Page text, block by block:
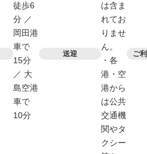
徒歩6
分 ／
岡田港
車で
15分
／ 大
島空港
車で
10分
送迎
は含ま
れてお
りませ
ん。
・各
港・空
港から
は公共
交通機
関やタ
クシー
ご